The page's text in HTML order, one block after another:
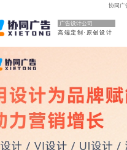
协同广
广告设计公司
高端定制·原创设计